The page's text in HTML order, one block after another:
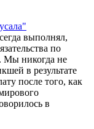
выполнял,
по
Мы никогда не
в результате
после того, как
в